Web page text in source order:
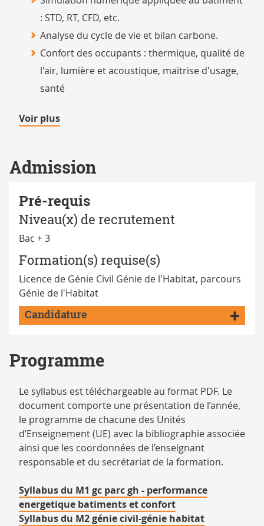
: STD, RT, CFD, etc.
Analyse du cycle de vie et bilan carbone.
Confort des occupants : thermique, qualité de
l'air, lumière et acoustique, maitrise d'usage,
santé
Voir plusde
Admission
Pré-requis
Niveau(x) de recrutement
Bac + 3
Formation(s) requise(s)
Licence de Génie Civil Génie de l'Habitat, parcours
Génie de l'Habitat
Candidature
Programme
Le syllabus est téléchargeable au format PDF. Le
document comporte une présentation de l’année,
le programme de chacune des Unités
d’Enseignement (UE) avec la bibliographie associée
ainsi que les coordonnées de l’enseignant
responsable et du secrétariat de la formation.
Syllabus du M1 gc parc gh - performance
energetique batiments et confort
Syllabus du M2 génie civil-génie habitat